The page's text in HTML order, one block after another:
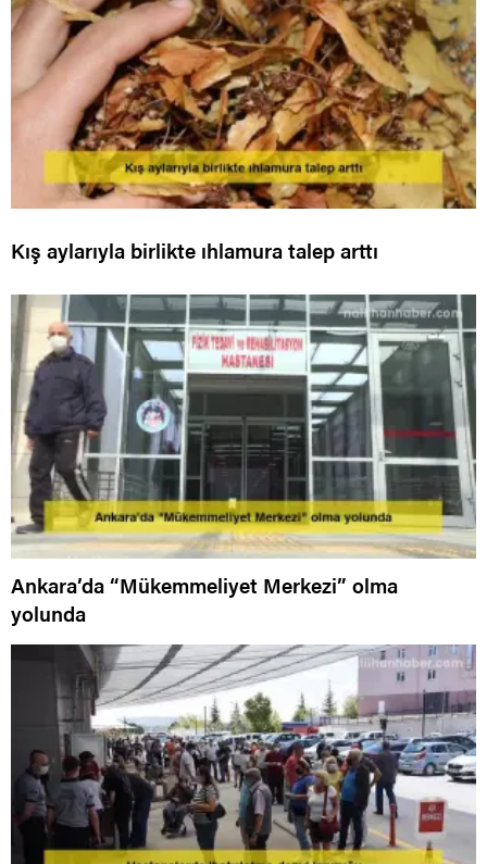
Kış aylarıyla birlikte ıhlamura talep arttı
Ankara’da “Mükemmeliyet Merkezi” olma
yolunda